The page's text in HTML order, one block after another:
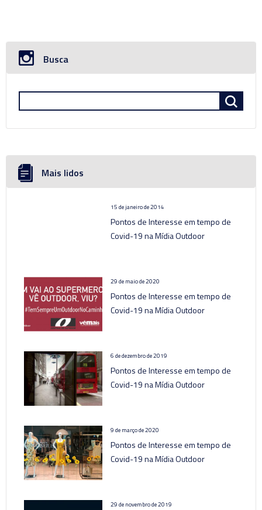
Busca
Mais lidos
15 de janeiro de 2014
Pontos de Interesse em tempo de
Covid-19 na Mídia Outdoor
29 de maio de 2020
Pontos de Interesse em tempo de
Covid-19 na Mídia Outdoor
6 de dezembro de 2019
Pontos de Interesse em tempo de
Covid-19 na Mídia Outdoor
9 de março de 2020
Pontos de Interesse em tempo de
Covid-19 na Mídia Outdoor
29 de novembro de 2019